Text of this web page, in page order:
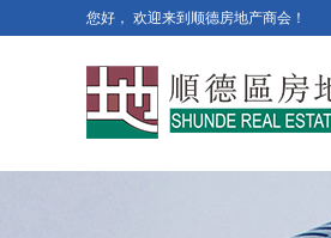
您好， 欢迎来到顺德房地产商会！